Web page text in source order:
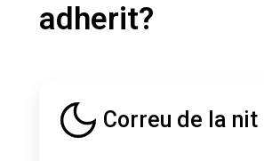
adherit?
Correu de la nit